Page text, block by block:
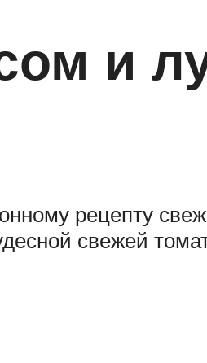
и
рецепту
свежей